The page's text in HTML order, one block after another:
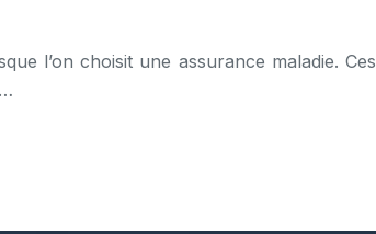
l’on choisit une assurance maladie. Ces